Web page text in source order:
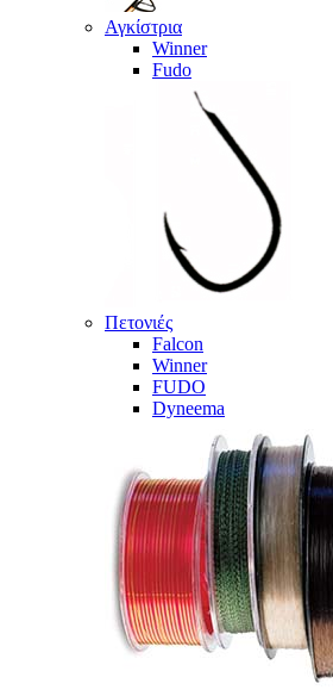
Αγκίστρια
Winner
Fudo
Πετονιές
Falcon
Winner
FUDO
Dyneema